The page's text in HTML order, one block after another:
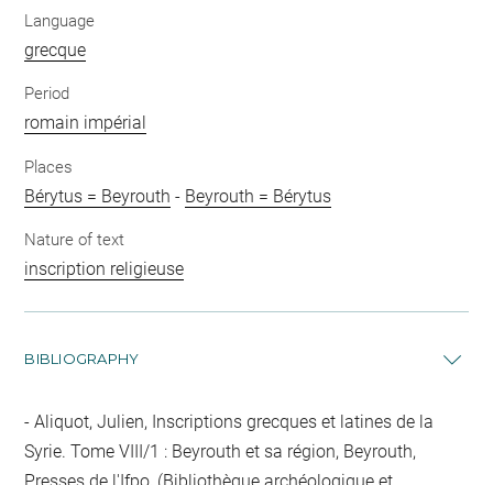
Language
grecque
Period
romain impérial
Places
Bérytus = Beyrouth - Beyrouth = Bérytus
Nature of text
inscription religieuse
BIBLIOGRAPHY
Aliquot, Julien, Inscriptions grecques et latines de la
Syrie. Tome VIII/1 : Beyrouth et sa région, Beyrouth,